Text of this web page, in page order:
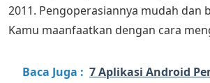
2011. Pengoperasiannya mudah dan
Kamu maanfaatkan dengan cara
Baca Juga : 7 Aplikasi Android